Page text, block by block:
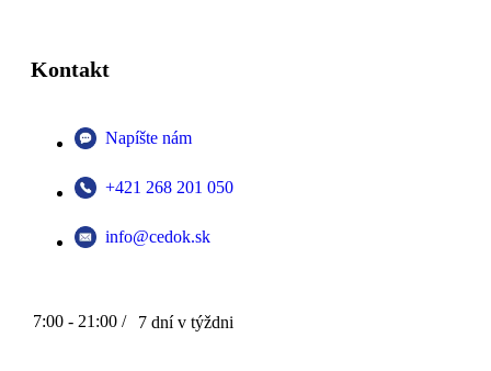
Kontakt
Napíšte nám
+421 268 201 050
info@cedok.sk
7:00 - 21:00 / 7 dní v týždni